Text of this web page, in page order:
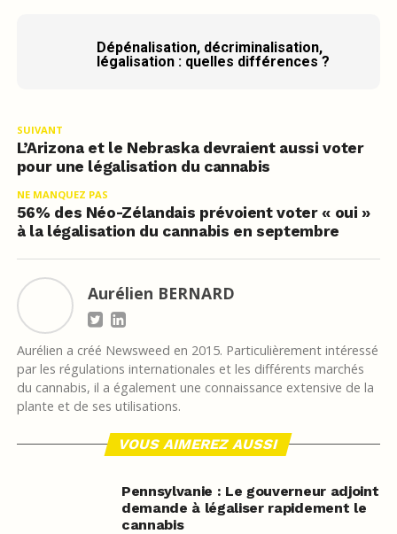
Dépénalisation, décriminalisation,
légalisation : quelles différences ?
SUIVANT
L’Arizona et le Nebraska devraient aussi voter
pour une légalisation du cannabis
NE MANQUEZ PAS
56% des Néo-Zélandais prévoient voter « oui »
à la légalisation du cannabis en septembre
Aurélien BERNARD
Aurélien a créé Newsweed en 2015. Particulièrement intéressé
par les régulations internationales et les différents marchés
du cannabis, il a également une connaissance extensive de la
plante et de ses utilisations.
VOUS AIMEREZ AUSSI
Pennsylvanie : Le gouverneur adjoint
demande à légaliser rapidement le
cannabis